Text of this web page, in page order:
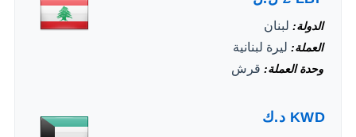
الدولة لبنان
العملة ليرة لبنانية
وحدة العملة قرش
KWD د.ك